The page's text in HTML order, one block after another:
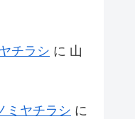
チラシ に 山
ミヤチラシ に